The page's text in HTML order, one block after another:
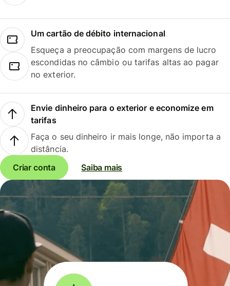
Um cartão de débito internacional
Esqueça a preocupação com margens de lucro
escondidas no câmbio ou tarifas altas ao pagar
no exterior.
Envie dinheiro para o exterior e economize em
tarifas
Faça o seu dinheiro ir mais longe, não importa a
distância.
Criar conta
Saiba mais